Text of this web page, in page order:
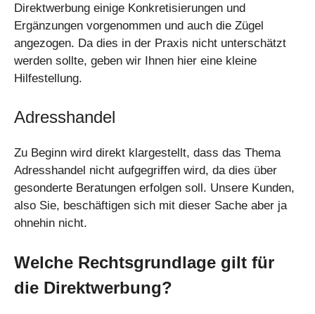
Direktwerbung einige Konkretisierungen und
Ergänzungen vorgenommen und auch die Zügel
angezogen. Da dies in der Praxis nicht unterschätzt
werden sollte, geben wir Ihnen hier eine kleine
Hilfestellung.
Adresshandel
Zu Beginn wird direkt klargestellt, dass das Thema
Adresshandel nicht aufgegriffen wird, da dies über
gesonderte Beratungen erfolgen soll. Unsere Kunden,
also Sie, beschäftigen sich mit dieser Sache aber ja
ohnehin nicht.
Welche Rechtsgrundlage gilt für
die Direktwerbung?